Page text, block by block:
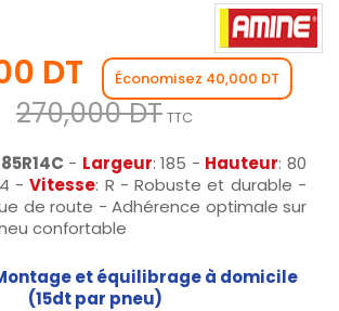
DT Économisez 40,000 DT
270,000 DT TTC
- Largeur: 185 - Hauteur: 80
-Vitesse: R - Robuste et durable -
de route - Adhérence optimale sur
confortable
et équilibrage à domicile
(15dt par pneu)